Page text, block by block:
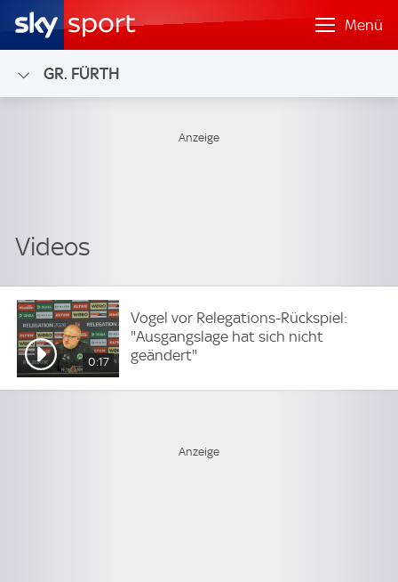
Menü
GR. FÜRTH
0:17
Vogel vor Relegations-Rückspiel:
"Ausgangslage hat sich nicht
geändert"